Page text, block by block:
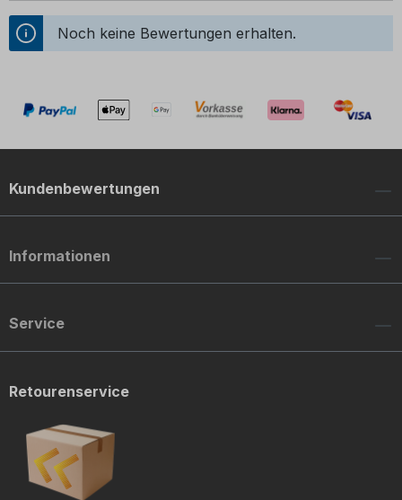
Noch keine Bewertungen erhalten.
Kundenbewertungen
Informationen
Service
Retourenservice